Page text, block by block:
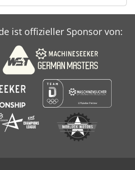
ist offizieller Sponsor von: